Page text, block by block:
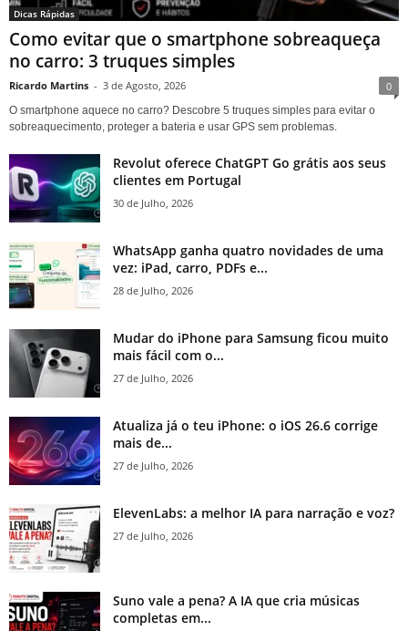
Dicas Rápidas
Como evitar que o smartphone sobreaqueça
no carro: 3 truques simples
Ricardo Martins - 3 de Agosto, 2026 0
O smartphone aquece no carro? Descobre 5 truques simples para evitar o
sobreaquecimento, proteger a bateria e usar GPS sem problemas.
Revolut oferece ChatGPT Go grátis aos seus
clientes em Portugal
30 de Julho, 2026
WhatsApp ganha quatro novidades de uma
vez: iPad, carro, PDFs e...
28 de Julho, 2026
Mudar do iPhone para Samsung ficou muito
mais fácil com o...
27 de Julho, 2026
Atualiza já o teu iPhone: o iOS 26.6 corrige
mais de...
27 de Julho, 2026
ElevenLabs: a melhor IA para narração e voz?
27 de Julho, 2026
Suno vale a pena? A IA que cria músicas
completas em...